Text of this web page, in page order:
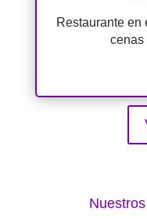
Restaurante en
cenas